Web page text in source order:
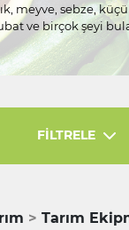
meyve, sebze,
ve birçok şeyi
FİLTRELE
Tarım